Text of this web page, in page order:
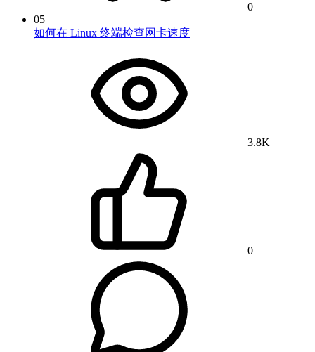
0
05
如何在 Linux 终端检查网卡速度
3.8K
0